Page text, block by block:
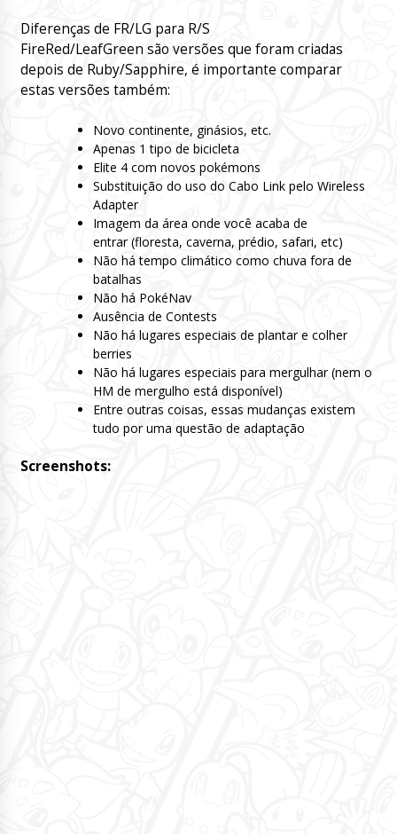
Diferenças de FR/LG para R/S
FireRed/LeafGreen são versões que foram criadas
depois de Ruby/Sapphire, é importante comparar
estas versões também:
Novo continente, ginásios, etc.
Apenas 1 tipo de bicicleta
Elite 4 com novos pokémons
Substituição do uso do Cabo Link pelo Wireless
Adapter
Imagem da área onde você acaba de
entrar (floresta, caverna, prédio, safari, etc)
Não há tempo climático como chuva fora de
batalhas
Não há PokéNav
Ausência de Contests
Não há lugares especiais de plantar e colher
berries
Não há lugares especiais para mergulhar (nem o
HM de mergulho está disponível)
Entre outras coisas, essas mudanças existem
tudo por uma questão de adaptação
Screenshots: